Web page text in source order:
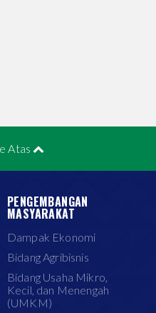
Atas
PENGEMBANGAN
MASYARAKAT
Dampak Ekonomi
Bidang Agribisnis
Bidang Usaha Mikro,
Kecil, dan Menengah
(UMKM)